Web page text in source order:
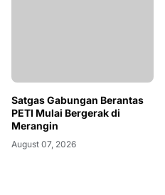
Satgas Gabungan Berantas
PETI Mulai Bergerak di
Merangin
August 07, 2026